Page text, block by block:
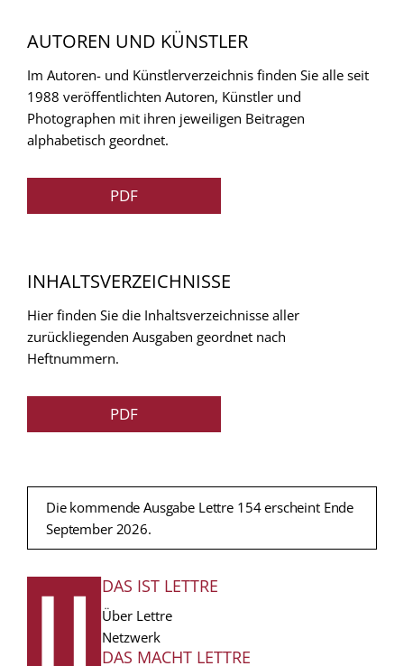
AUTOREN UND KÜNSTLER
Im Autoren- und Künstlerverzeichnis finden Sie alle seit
1988 veröffentlichten Autoren, Künstler und
Photographen mit ihren jeweiligen Beitragen
alphabetisch geordnet.
PDF
INHALTSVERZEICHNISSE
Hier finden Sie die Inhaltsverzeichnisse aller
zurückliegenden Ausgaben geordnet nach
Heftnummern.
PDF
Die kommende Ausgabe Lettre 154 erscheint Ende
September 2026.
FUSSZEILE
DAS IST LETTRE
Über Lettre
Netzwerk
DAS MACHT LETTRE